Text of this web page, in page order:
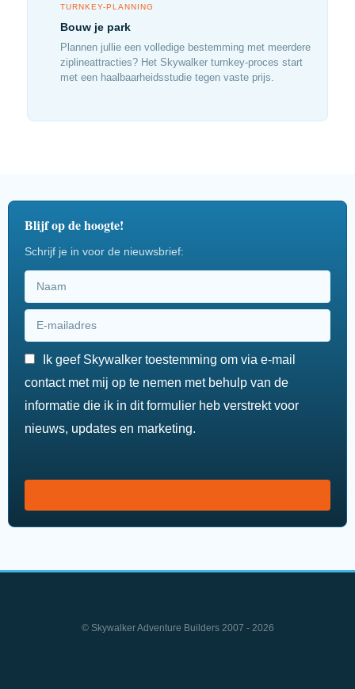
TURNKEY-PLANNING
Bouw je park
Plannen jullie een volledige bestemming met meerdere
ziplineattracties? Het Skywalker turnkey-proces start
met een haalbaarheidsstudie tegen vaste prijs.
Blijf op de hoogte!
Schrijf je in voor de nieuwsbrief:
Ik geef Skywalker toestemming om via e-mail
contact met mij op te nemen met behulp van de
informatie die ik in dit formulier heb verstrekt voor
nieuws, updates en marketing.
© Skywalker Adventure Builders 2007 - 2026